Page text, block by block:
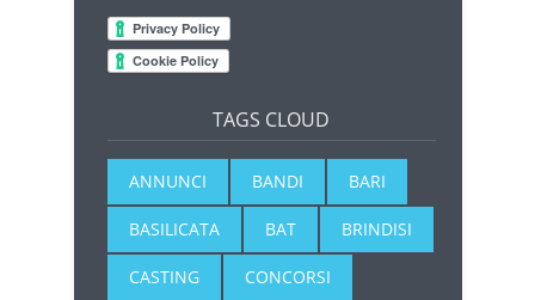
TAGS CLOUD
ANNUNCI BANDI BARI
BASILICATA BAT BRINDISI
CASTING CONCORSI